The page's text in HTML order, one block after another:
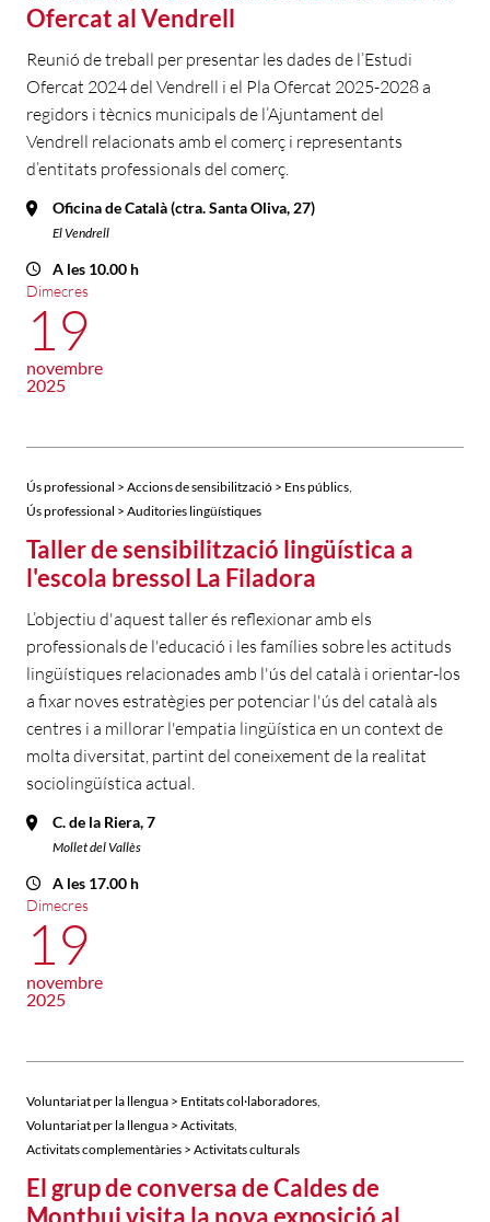
Ofercat al Vendrell
Reunió de treball per presentar les dades de l’Estudi
Ofercat 2024 del Vendrell i el Pla Ofercat 2025-2028 a
regidors i tècnics municipals de l’Ajuntament del
Vendrell relacionats amb el comerç i representants
d’entitats professionals del comerç.
Oficina de Català (ctra. Santa Oliva, 27)
El Vendrell
A les 10.00 h
Dimecres
19
novembre
2025
Ús professional > Accions de sensibilització > Ens públics
Ús professional > Auditories lingüístiques
Taller de sensibilització lingüística a
l'escola bressol La Filadora
L’objectiu d'aquest taller és reflexionar amb els
professionals de l'educació i les famílies sobre les actituds
lingüístiques relacionades amb l'ús del català i orientar-los
a fixar noves estratègies per potenciar l'ús del català als
centres i a millorar l'empatia lingüística en un context de
molta diversitat, partint del coneixement de la realitat
sociolingüística actual.
C. de la Riera, 7
Mollet del Vallès
A les 17.00 h
Dimecres
19
novembre
2025
Voluntariat per la llengua > Entitats col·laboradores
Voluntariat per la llengua > Activitats
Activitats complementàries > Activitats culturals
El grup de conversa de Caldes de